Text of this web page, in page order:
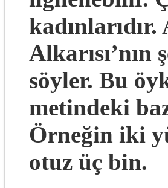
söyler. Bu
metindeki
Örneğin iki
otuz üç bin.